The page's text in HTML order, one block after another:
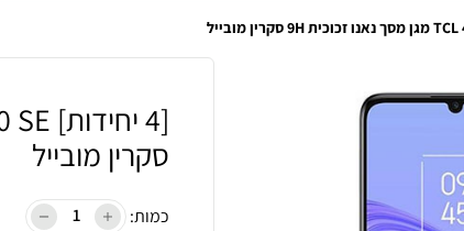
סקרין מובייל
כמות: